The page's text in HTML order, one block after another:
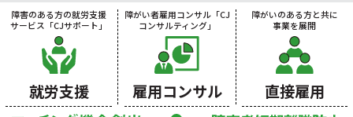
障害のある方の就労支援
サービス「CJサポート」
就労支援
障がい者雇用コンサル「CJ
コンサルティング」
雇用コンサル
障がいのある方と共に
事業を展開
直接雇用